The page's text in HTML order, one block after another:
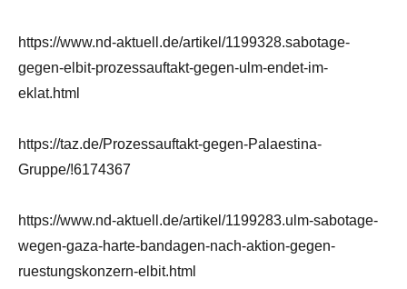
https://www.nd-aktuell.de/artikel/1199328.sabotage-
gegen-elbit-prozessauftakt-gegen-ulm-endet-im-
eklat.html
https://taz.de/Prozessauftakt-gegen-Palaestina-
Gruppe/!6174367
https://www.nd-aktuell.de/artikel/1199283.ulm-sabotage-
wegen-gaza-harte-bandagen-nach-aktion-gegen-
ruestungskonzern-elbit.html